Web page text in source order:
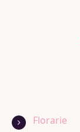
Florarie